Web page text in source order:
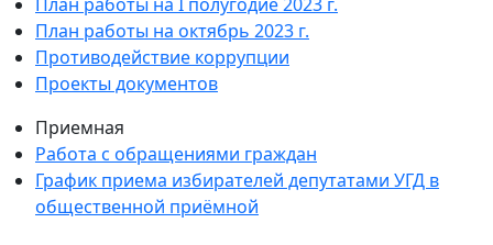
План работы на октябрь 2023 г.
Противодействие коррупции
Проекты документов
Приемная
Работа с обращениями граждан
График приема избирателей депутатами УГД в
общественной приёмной